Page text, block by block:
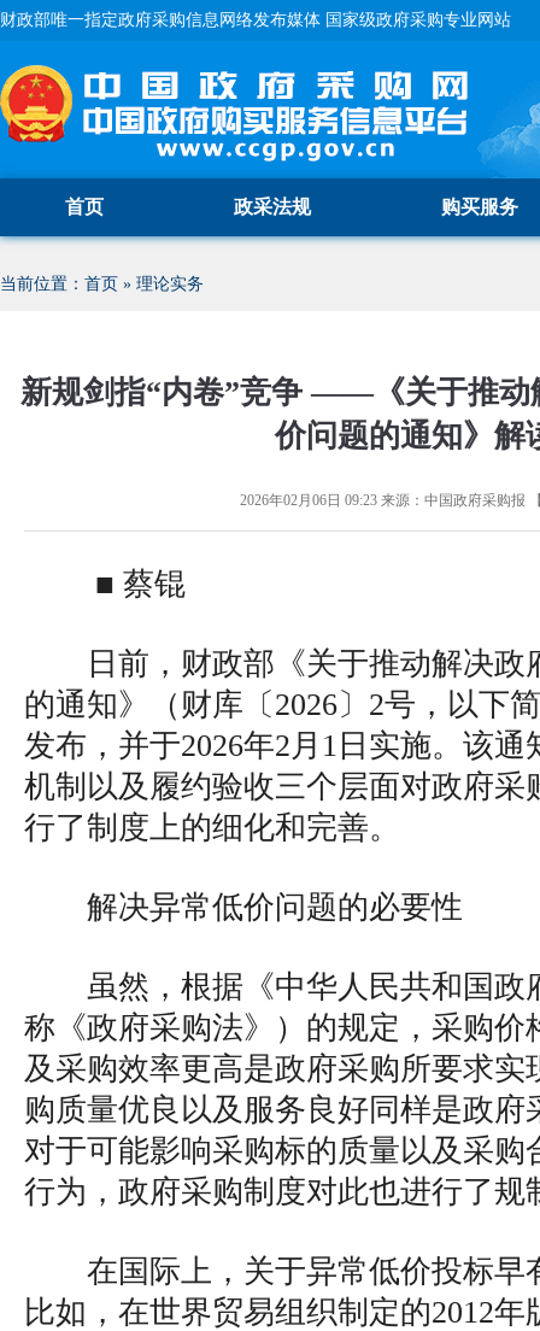
财政部唯一指定政府采购信息网络发布媒体 国家级政府采购专业网站
首页 政采法规 购买服务
当前位置： 首页 » 理论实务
新规剑指“内卷”竞争 ——《关于推动
价问题的通知》解
2026年02月06日 09:23来源： 中国政府采购报
■ 蔡锟
日前，财政部《关于推动解决
的通知》（财库〔2026〕2号，以下
发布，并于2026年2月1日实施。该
机制以及履约验收三个层面对政府采
行了制度上的细化和完善。
解决异常低价问题的必要性
虽然，根据《中华人民共和国政
称《政府采购法》）的规定，采购价
及采购效率更高是政府采购所要求实
购质量优良以及服务良好同样是政府
对于可能影响采购标的质量以及采购
行为，政府采购制度对此也进行了规
在国际上，关于异常低价投标早
比如，在世界贸易组织制定的2012